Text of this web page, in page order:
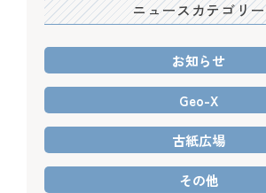
ニュースカテゴリー
お知らせ
Geo-X
古紙広場
その他